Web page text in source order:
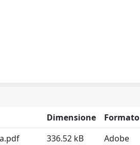
Dimensione
Formato
336.52 kB Adobe